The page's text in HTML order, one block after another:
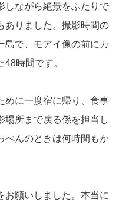
しながら絶景をふたりで
ありました。撮影時間の
島で、モアイ像の前にカ
時間です。
に一度宿に帰り、食事
場所まで戻る係を担当し
ぺんのときは何時間もか
願いしました。本当に